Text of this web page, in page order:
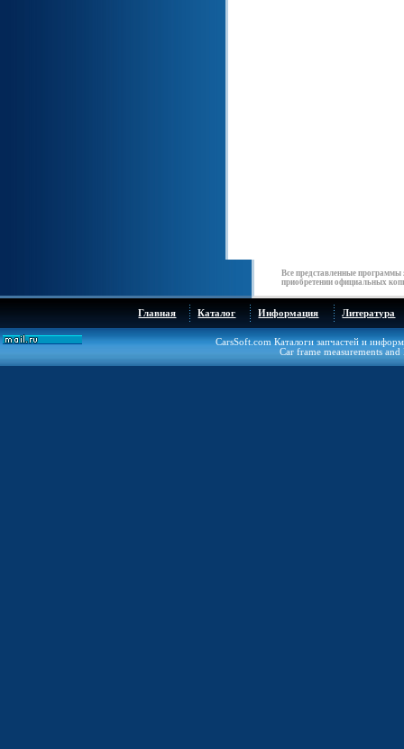
Все представленные
приобретении официальных
Главная Каталог Информация Литература
CarsSoft.com Каталоги запчастей и
Car frame measurements